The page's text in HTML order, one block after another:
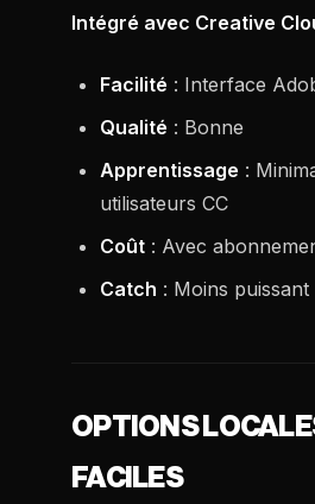
Intégré avec Creative
Facilité : Interface
Qualité : Bonne
Apprentissage :
utilisateurs CC
Coût : Avec
Catch : Moins puissant
OPTIONS
FACILES